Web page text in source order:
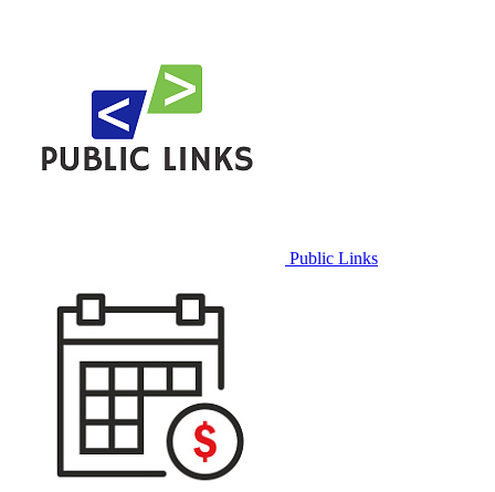
Public Links